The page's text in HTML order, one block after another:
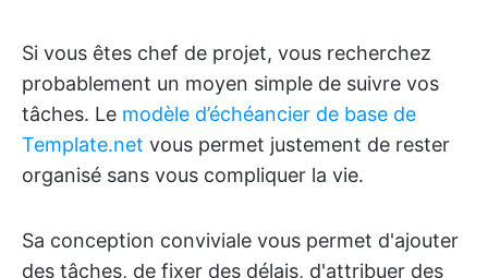
Si vous êtes chef de projet, vous recherchez
probablement un moyen simple de suivre vos
tâches. Le modèle d’échéancier de base de
Template.net vous permet justement de rester
organisé sans vous compliquer la vie.
Sa conception conviviale vous permet d'ajouter
des tâches, de fixer des délais, d'attribuer des